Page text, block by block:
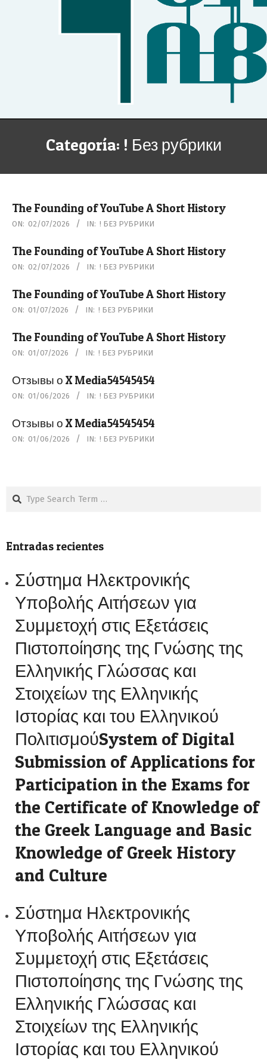
Categoría: ! Без рубрики
The Founding of YouTube A Short History
2026-
02
ON: 02/07/2026 IN: ! БЕЗ РУБРИКИ
The Founding of YouTube A Short History
2026-
02
ON: 02/07/2026 IN: ! БЕЗ РУБРИКИ
The Founding of YouTube A Short History
2026-
01
ON: 01/07/2026 IN: ! БЕЗ РУБРИКИ
The Founding of YouTube A Short History
2026-
01
ON: 01/07/2026 IN: ! БЕЗ РУБРИКИ
Отзывы о X Media54545454
2026-
01
ON: 01/06/2026 IN: ! БЕЗ РУБРИКИ
Отзывы о X Media54545454
2026-
ON: 01/06/2026 IN: ! БЕЗ РУБРИКИ
Search
Entradas recientes
Σύστημα Ηλεκτρονικής
Υποβολής Αιτήσεων για
Συμμετοχή στις Εξετάσεις
Πιστοποίησης της Γνώσης της
Ελληνικής Γλώσσας και
Στοιχείων της Ελληνικής
Ιστορίας και του Ελληνικού
ΠολιτισμούSystem of Digital
Submission of Applications for
Participation in the Exams for
the Certificate of Knowledge of
the Greek Language and Basic
Knowledge of Greek History
and Culture
Σύστημα Ηλεκτρονικής
Υποβολής Αιτήσεων για
Συμμετοχή στις Εξετάσεις
Πιστοποίησης της Γνώσης της
Ελληνικής Γλώσσας και
Στοιχείων της Ελληνικής
Ιστορίας και του Ελληνικού